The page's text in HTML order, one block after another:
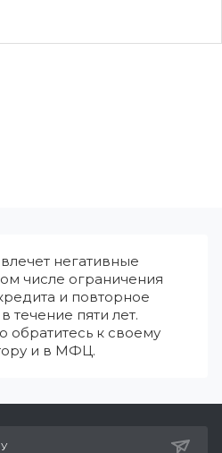
негативные
числе ограничения
и повторное
течение пяти лет.
обратитесь к своему
и в МФЦ.